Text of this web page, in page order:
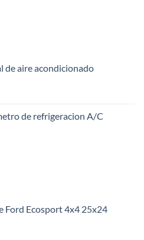
de aire acondicionado
de refrigeracion A/C
Ford Ecosport 4x4 25x24